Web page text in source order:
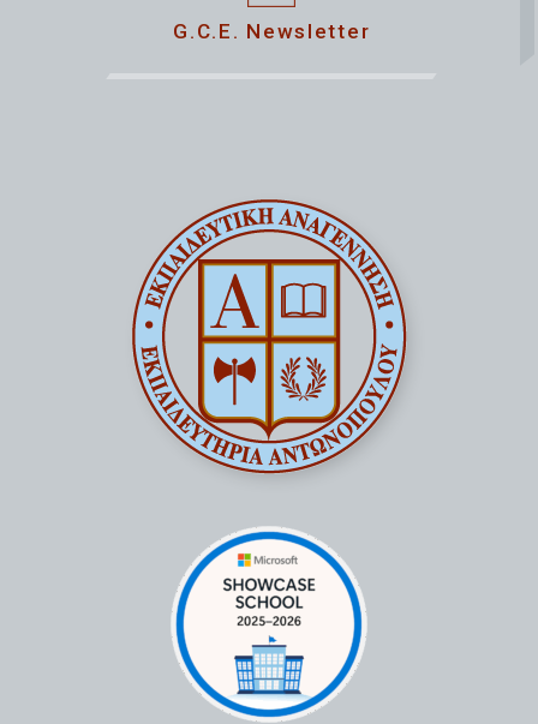
G.C.E. Newsletter